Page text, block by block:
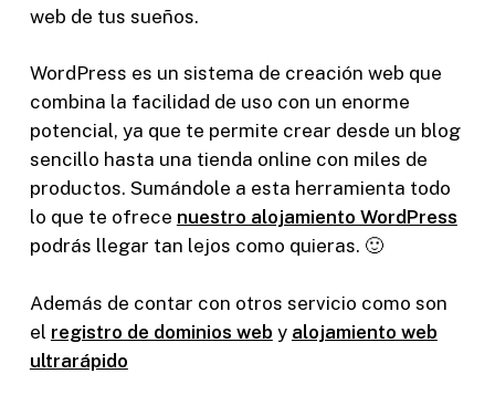
web de tus sueños.
WordPress es un sistema de creación web que
combina la facilidad de uso con un enorme
potencial, ya que te permite crear desde un blog
sencillo hasta una tienda online con miles de
productos. Sumándole a esta herramienta todo
lo que te ofrece nuestro alojamiento WordPress
podrás llegar tan lejos como quieras. 🙂
Además de contar con otros servicio como son
el registro de dominios web y alojamiento web
ultrarápido